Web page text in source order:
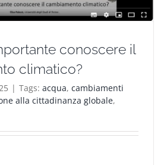
conoscere il
climatico?
| Tags:acqua,cambiamenti
alla cittadinanza globale,